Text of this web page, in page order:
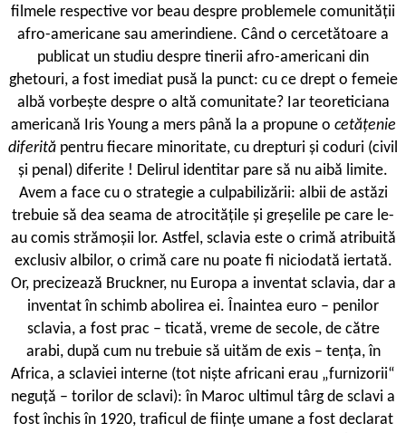
filmele respective vor beau despre problemele comunității
afro-americane sau amerindiene. Când o cercetătoare a
publicat un studiu despre tinerii afro-americani din
ghetouri, a fost imediat pusă la punct: cu ce drept o femeie
albă vorbește despre o altă comunitate? Iar teoreticiana
americană Iris Young a mers până la a propune o cetățenie
diferită pentru fiecare minoritate, cu drepturi și coduri (civil
și penal) diferite ! Delirul identitar pare să nu aibă limite.
Avem a face cu o strategie a culpabilizării: albii de astăzi
trebuie să dea seama de atrocitățile și greșelile pe care le-
au comis strămoșii lor. Astfel, sclavia este o crimă atribuită
exclusiv albilor, o crimă care nu poate fi niciodată iertată.
Or, precizează Bruckner, nu Europa a inventat sclavia, dar a
inventat în schimb abolirea ei. Înaintea euro – penilor
sclavia, a fost prac – ticată, vreme de secole, de către
arabi, după cum nu trebuie să uităm de exis – tența, în
Africa, a sclaviei interne (tot niște africani erau „furnizorii“
neguță – torilor de sclavi): în Maroc ultimul târg de sclavi a
fost închis în 1920, traficul de ființe umane a fost declarat